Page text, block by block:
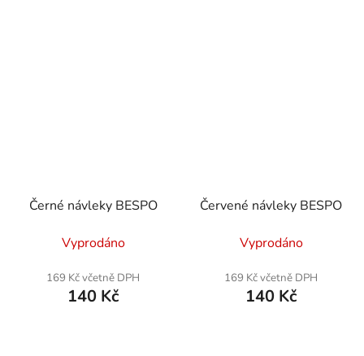
Černé návleky BESPO
Vyprodáno
169 Kč včetně DPH
140 Kč
Červené návleky BESPO
Vyprodáno
169 Kč včetně DPH
140 Kč